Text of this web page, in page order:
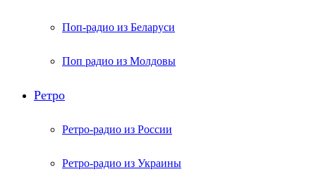
Поп-радио из Беларуси
Поп радио из Молдовы
Ретро
Ретро-радио из России
Ретро-радио из Украины